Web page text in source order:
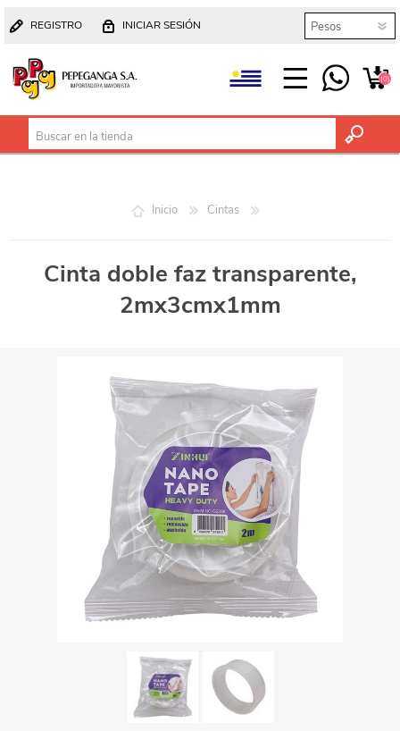
REGISTRO INICIAR SESIÓN
(0)
Inicio Cintas
Cinta doble faz transparente,
2mx3cmx1mm